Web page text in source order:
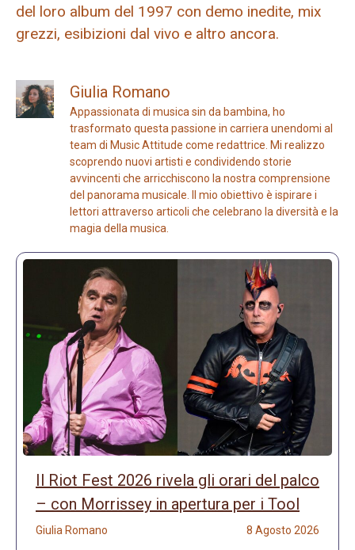
del loro album del 1997 con demo inedite, mix
grezzi, esibizioni dal vivo e altro ancora.
Giulia Romano
Appassionata di musica sin da bambina, ho
trasformato questa passione in carriera unendomi al
team di Music Attitude come redattrice. Mi realizzo
scoprendo nuovi artisti e condividendo storie
avvincenti che arricchiscono la nostra comprensione
del panorama musicale. Il mio obiettivo è ispirare i
lettori attraverso articoli che celebrano la diversità e la
magia della musica.
Il Riot Fest 2026 rivela gli orari del palco
– con Morrissey in apertura per i Tool
Giulia Romano 8 Agosto 2026